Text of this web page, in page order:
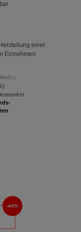
einer
Einnehmen
)
44%